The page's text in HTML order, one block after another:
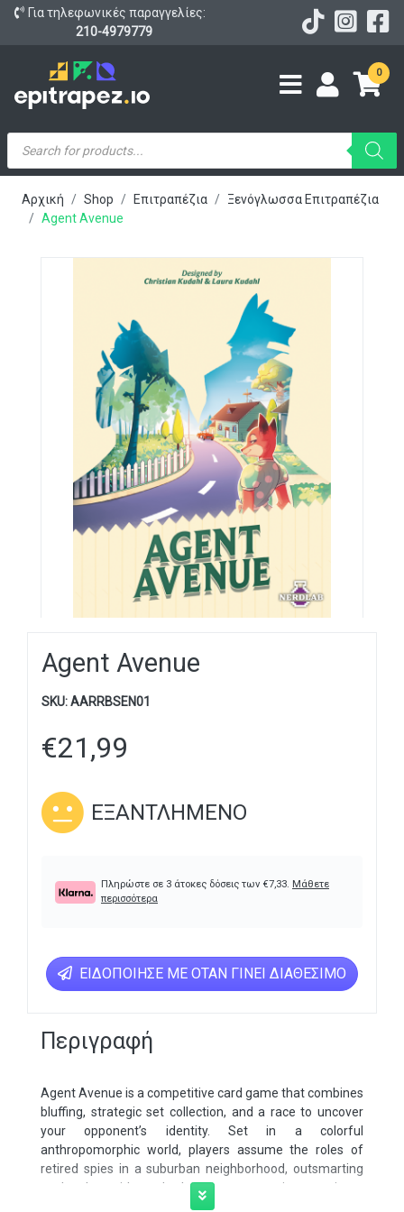
Για τηλεφωνικές παραγγελίες:
210-4979779
0
Products
search
Αρχική Shop Επιτραπέζια
Ξενόγλωσσα Επιτραπέζια
Agent Avenue
Agent Avenue
SKU:AARRBSEN01
€21,99
ΕΞΑΝΤΛΗΜΈΝΟ
Πληρώστε σε 3 άτοκες δόσεις των €7,33. Μάθετε
περισσότερα
ΕΙΔΟΠΟΊΗΣΕ ΜΕ ΌΤΑΝ ΓΊΝΕΙ ΔΙΑΘΈΣΙΜΟ
Περιγραφή
Agent Avenue is a competitive card game that combines
bluffing, strategic set collection, and a race to uncover
your opponent’s identity. Set in a colorful
anthropomorphic world, players assume the roles of
retired spies in a suburban neighborhood, outsmarting
each other with cards that can score points or trigger
special effects. The game’s art brings to life a quirky